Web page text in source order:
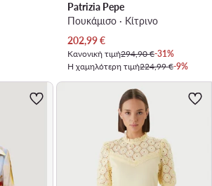
Patrizia Pepe
Πουκάμισο · Κίτρινο
Τρέχουσα τιμή
202,99€
Κανονική τιμή294,90 €-31%
Η χαμηλότερη τιμή224,99 €-9%